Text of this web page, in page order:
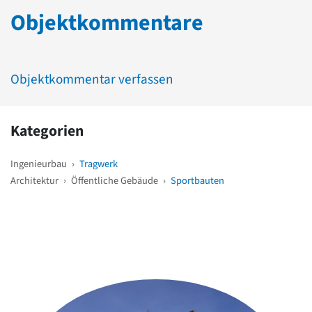
Objektkommentare
Objektkommentar verfassen
Kategorien
Ingenieurbau › Tragwerk
Architektur › Öffentliche Gebäude › Sportbauten